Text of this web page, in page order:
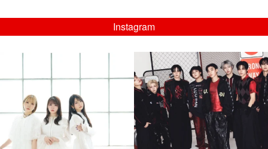
Instagram
...
8月 4
4 0
musicjapantv
💡08/05(水)23:00特番放送！
...
8月 4
4 0